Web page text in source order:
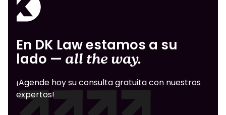
En DK Law estamos a su
lado — all the way.
¡Agende hoy su consulta gratuita con nuestros
expertos!